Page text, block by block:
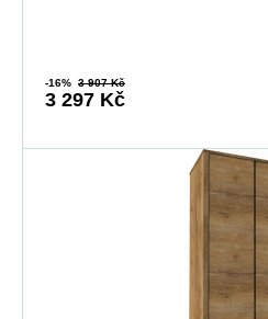
-16% 3 907 Kč
3 297 Kč